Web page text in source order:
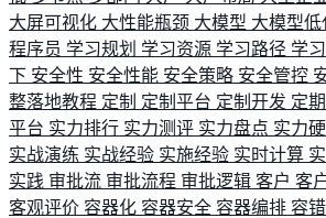
大屏可视化 大性能瓶颈 大模型 大模型低
程序员 学习规划 学习资源 学习路径 学
下 安全性 安全性能 安全策略 安全管控
整落地教程 定制 定制平台 定制开发 定
平台 实力排行 实力测评 实力盘点 实力
实战演练 实战经验 实施经验 实时计算
实践 审批流 审批流程 审批逻辑 客户 客
客观评价 容器化 容器安全 容器编排 容